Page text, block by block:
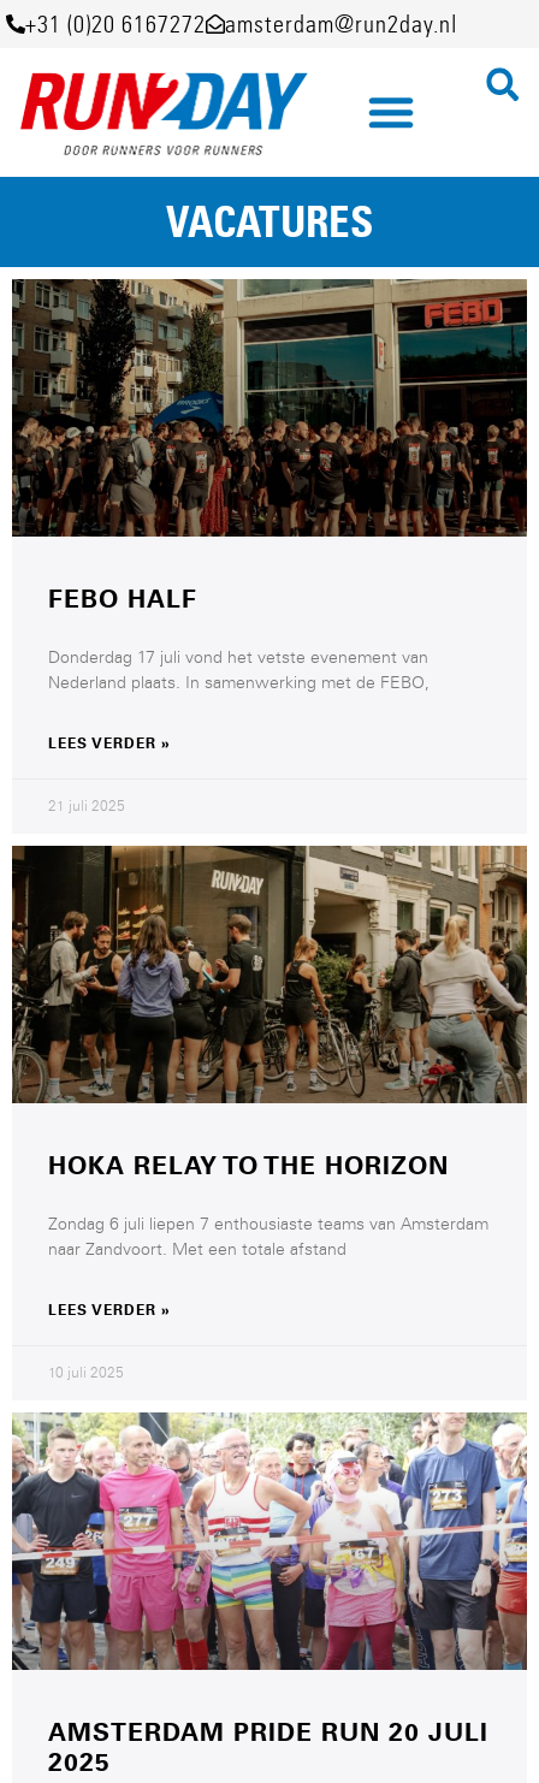
+31 (0)20 6167272 amsterdam@run2day.nl
VACATURES
FEBO HALF
Donderdag 17 juli vond het vetste evenement van
Nederland plaats. In samenwerking met de FEBO,
LEES VERDER »
21 juli 2025
HOKA RELAY TO THE HORIZON
Zondag 6 juli liepen 7 enthousiaste teams van Amsterdam
naar Zandvoort. Met een totale afstand
LEES VERDER »
10 juli 2025
AMSTERDAM PRIDE RUN 20 JULI
2025